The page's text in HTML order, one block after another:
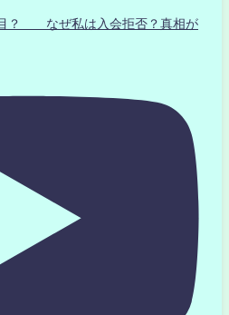
？ なぜ私は入会拒否？真相が